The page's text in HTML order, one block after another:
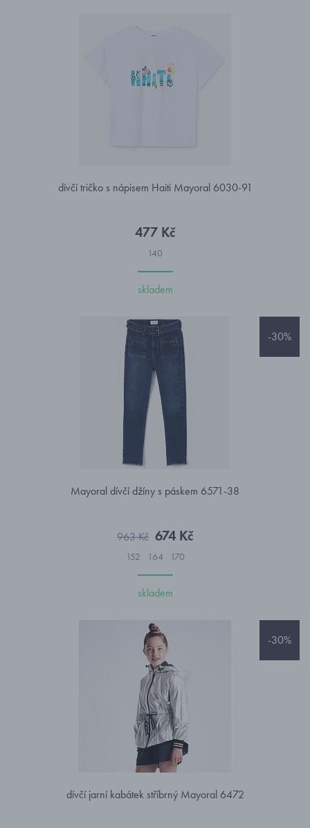
dívčí tričko s nápisem Haiti Mayoral 6030-91
477 Kč
140
skladem
-30%
Mayoral dívčí džíny s páskem 6571-38
963 Kč 674 Kč
152 164 170
skladem
-30%
dívčí jarní kabátek stříbrný Mayoral 6472